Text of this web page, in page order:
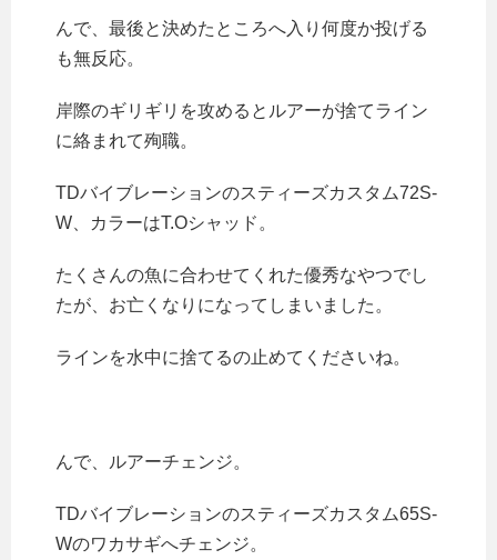
んで、最後と決めたところへ入り何度か投げる
も無反応。
岸際のギリギリを攻めるとルアーが捨てライン
に絡まれて殉職。
TDバイブレーションのスティーズカスタム72S-
W、カラーはT.Oシャッド。
たくさんの魚に合わせてくれた優秀なやつでし
たが、お亡くなりになってしまいました。
ラインを水中に捨てるの止めてくださいね。
んで、ルアーチェンジ。
TDバイブレーションのスティーズカスタム65S-
Wのワカサギへチェンジ。